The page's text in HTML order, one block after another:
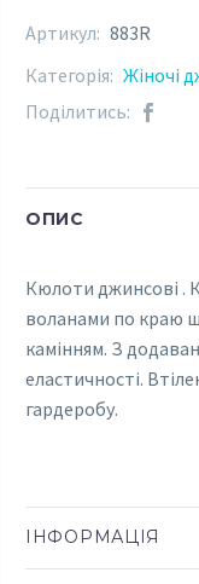
Артикул: 883R
Категорія: Жіночі
Поділитись:
ОПИС
Кюлоти джинсові .
воланами по краю
камінням. З
еластичності.
гардеробу.
ІНФОРМАЦІЯ